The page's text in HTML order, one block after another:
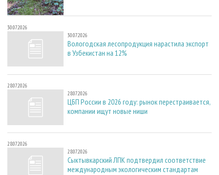
30.07.2026
30.07.2026
Вологодская лесопродукция нарастила экспорт
в Узбекистан на 12%
28.07.2026
28.07.2026
ЦБП России в 2026 году: рынок перестраивается,
компании ищут новые ниши
28.07.2026
28.07.2026
Сыктывкарский ЛПК подтвердил соответствие
международным экологическим стандартам